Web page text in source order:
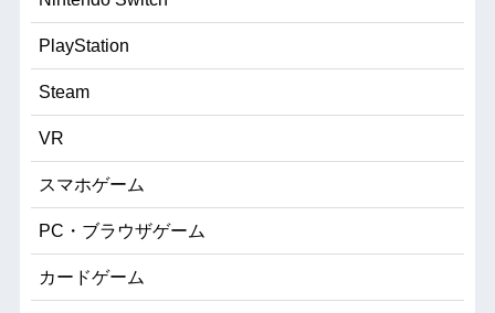
PlayStation
Steam
VR
スマホゲーム
PC・ブラウザゲーム
カードゲーム